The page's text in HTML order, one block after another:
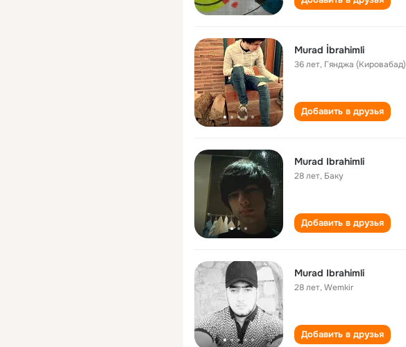
Murad İbrahimli
36 лет, Гянджа (Кировабад)
Добавить в друзья
Murad Ibrahimli
28 лет, Баку
Добавить в друзья
Murad Ibrahimli
28 лет,Wemkir
Добавить в друзья